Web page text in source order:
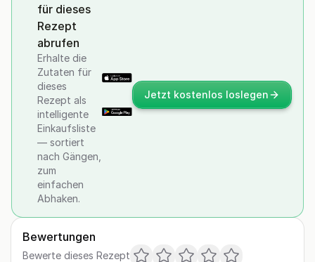
für dieses
Rezept
abrufen
Erhalte die
Zutaten für
dieses
Rezept als
intelligente
Einkaufsliste
— sortiert
nach Gängen,
zum
einfachen
Abhaken.
Jetzt kostenlos loslegen
Bewertungen
Bewerte dieses Rezept